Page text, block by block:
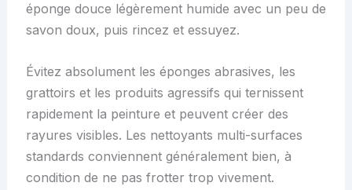
éponge douce légèrement humide avec un peu de
savon doux, puis rincez et essuyez.
Évitez absolument les éponges abrasives, les
grattoirs et les produits agressifs qui ternissent
rapidement la peinture et peuvent créer des
rayures visibles. Les nettoyants multi-surfaces
standards conviennent généralement bien, à
condition de ne pas frotter trop vivement.